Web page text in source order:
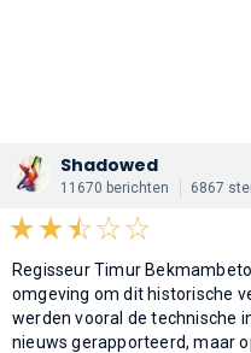
Shadowed
11670 berichten 6867
Regisseur Timur
omgeving om dit historische
werden vooral de technische
nieuws gerapporteerd, maar